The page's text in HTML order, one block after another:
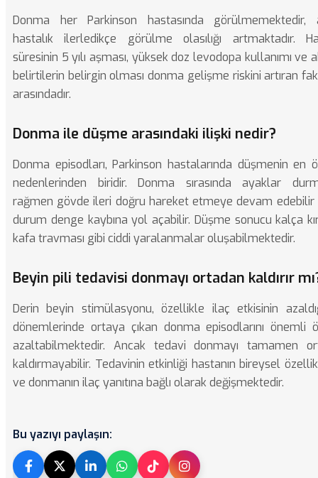
Donma her Parkinson hastasında görülmemektedir,
hastalık ilerledikçe görülme olasılığı artmaktadır.
süresinin 5 yılı aşması, yüksek doz levodopa kullanımı ve
belirtilerin belirgin olması donma gelişme riskini artıran
arasındadır.
Donma ile düşme arasındaki ilişki nedir?
Donma episodları, Parkinson hastalarında düşmenin en
nedenlerinden biridir. Donma sırasında ayaklar
rağmen gövde ileri doğru hareket etmeye devam edebilir
durum denge kaybına yol açabilir. Düşme sonucu kalça
kafa travması gibi ciddi yaralanmalar oluşabilmektedir.
Beyin pili tedavisi donmayı ortadan kaldırır
Derin beyin stimülasyonu, özellikle ilaç etkisinin
dönemlerinde ortaya çıkan donma episodlarını önemli
azaltabilmektedir. Ancak tedavi donmayı tamamen
kaldırmayabilir. Tedavinin etkinliği hastanın bireysel
ve donmanın ilaç yanıtına bağlı olarak değişmektedir.
Bu yazıyı paylaşın: